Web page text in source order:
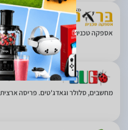
4.09
אספקה טכנית וכלי עבודה. פתח תקווה
2.59
(658)
מחשבים, סלולר וגאדג'טים. פריסה ארצית